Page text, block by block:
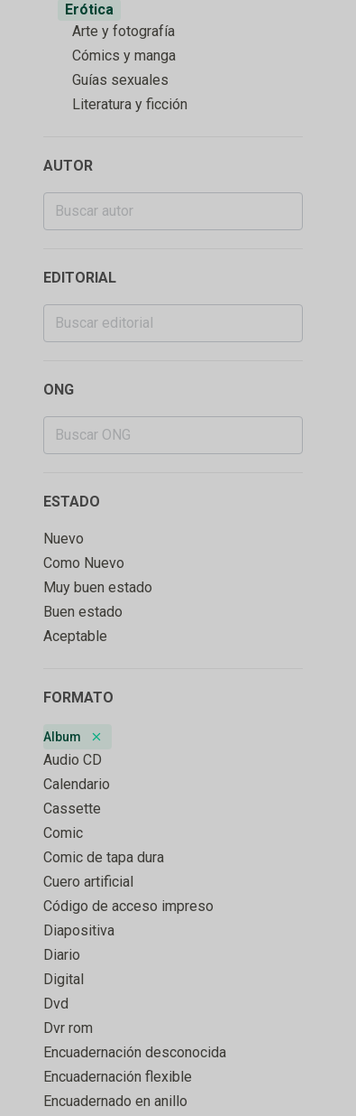
Erótica
Arte y fotografía
Cómics y manga
Guías sexuales
Literatura y ficción
AUTOR
EDITORIAL
ONG
ESTADO
Nuevo
Como Nuevo
Muy buen estado
Buen estado
Aceptable
FORMATO
Album
Remove badge
Audio CD
Calendario
Cassette
Comic
Comic de tapa dura
Cuero artificial
Código de acceso impreso
Diapositiva
Diario
Digital
Dvd
Dvr rom
Encuadernación desconocida
Encuadernación flexible
Encuadernado en anillo